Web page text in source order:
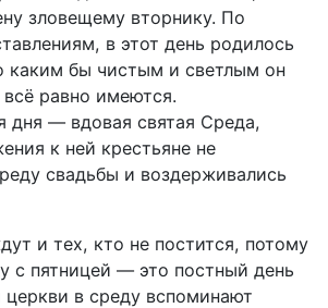
зловещему вторнику. По
в этот день родилось
каким бы чистым и светлым он
равно имеются.
дня — вдовая святая Среда,
к ней крестьяне не
свадьбы и воздерживались
и тех, кто не постится, потому
с пятницей — это постный день
церкви в среду вспоминают